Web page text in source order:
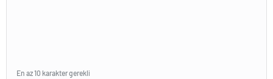
En az 10 karakter gerekli